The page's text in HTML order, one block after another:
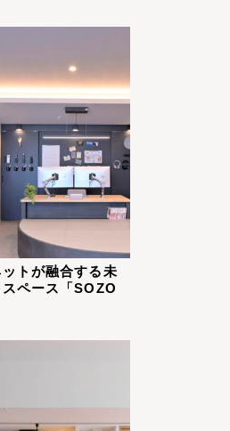
トが融合する未
ペース「SOZO